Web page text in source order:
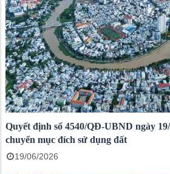
Quyết định số 4540/QĐ-UBND ngày
chuyển mục đích sử dụng đất
19/06/2026